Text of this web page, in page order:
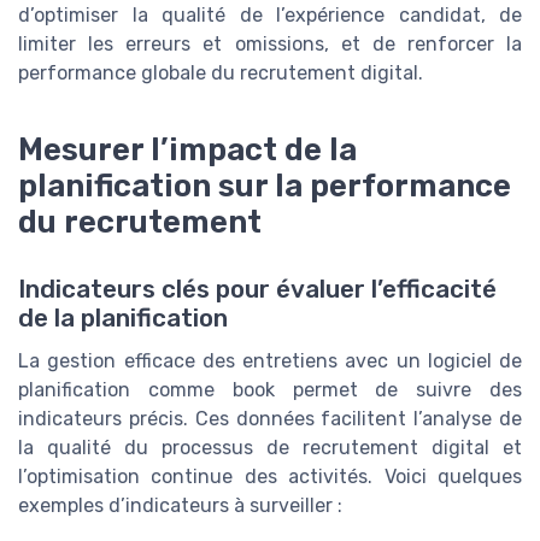
d’optimiser la qualité de l’expérience candidat, de
limiter les erreurs et omissions, et de renforcer la
performance globale du recrutement digital.
Mesurer l’impact de la
planification sur la performance
du recrutement
Indicateurs clés pour évaluer l’efficacité
de la planification
La gestion efficace des entretiens avec un logiciel de
planification comme book permet de suivre des
indicateurs précis. Ces données facilitent l’analyse de
la qualité du processus de recrutement digital et
l’optimisation continue des activités. Voici quelques
exemples d’indicateurs à surveiller :